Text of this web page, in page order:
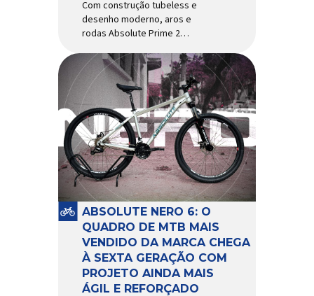
Com construção tubeless e
desenho moderno, aros e
rodas Absolute Prime 2
diversas melhorias No
mercado brasileiro há alguns
anos, os aros e as rodas
Absolute Prime chegaram
como uma opção para pilotos
de cross country e trail em
busca de alto desempenho e
preço realmente competitivo.
Para isso, a marca […]
ABSOLUTE NERO 6: O
QUADRO DE MTB MAIS
VENDIDO DA MARCA CHEGA
À SEXTA GERAÇÃO COM
PROJETO AINDA MAIS
ÁGIL E REFORÇADO